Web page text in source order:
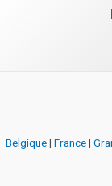
Belgique| France|